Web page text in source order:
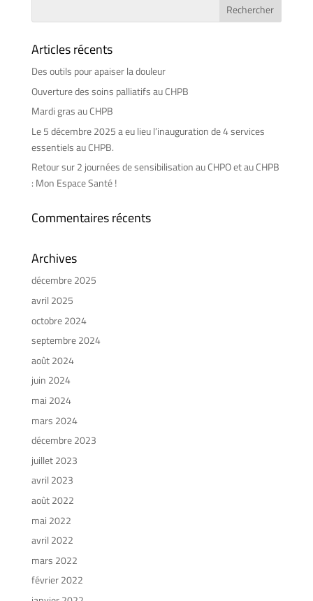
Articles récents
Des outils pour apaiser la douleur
Ouverture des soins palliatifs au CHPB
Mardi gras au CHPB
Le 5 décembre 2025 a eu lieu l’inauguration de 4 services
essentiels au CHPB.
Retour sur 2 journées de sensibilisation au CHPO et au CHPB
: Mon Espace Santé !
Commentaires récents
Archives
décembre 2025
avril 2025
octobre 2024
septembre 2024
août 2024
juin 2024
mai 2024
mars 2024
décembre 2023
juillet 2023
avril 2023
août 2022
mai 2022
avril 2022
mars 2022
février 2022